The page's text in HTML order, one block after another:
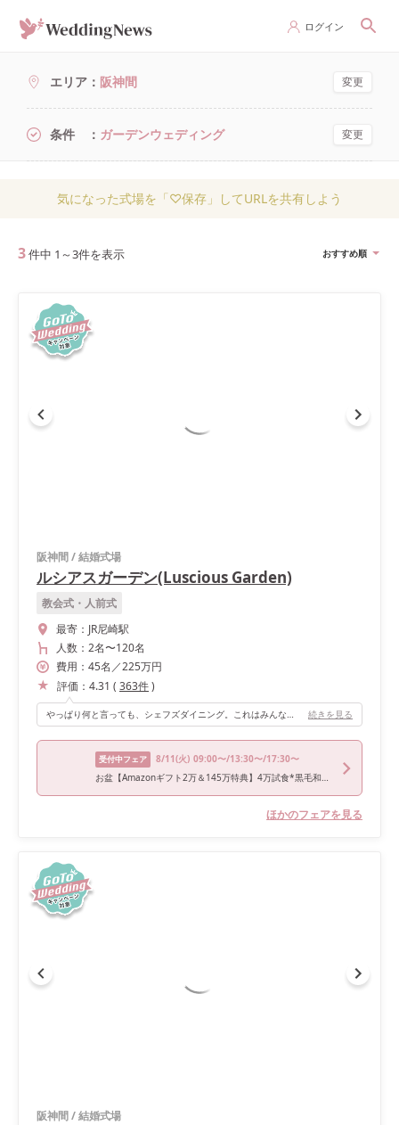
ログイン
エリア 阪神間 変更
条件 ガーデンウェディング 変更
気になった式場を「♡保存」してURLを共有しよう
3件中 1 ～3件を表示 おすすめ順
阪神間/結婚式場
ルシアスガーデン(Luscious Garden)
教会式・人前式
最寄： JR尼崎駅
人数： 2名〜120名
費用： 45名 ／225万円
評価： 4.31 ( 363件)
やっぱり何と言っても、シェフズダイニング。これはみんなが驚いていました。また今までの卒花さんの写真などを見ていて、高砂席での写真が多いなと思い『ビュッフェ形式にして高砂席へ来てもらうばかりじゃなく、私たちの方からも友人の方へ行って、いろんなところで写真を撮りたい』という思いがあったので、誰もが会場内を動きやすいようにできてよかったです。 続きを見る
受付中フェア 8/11(火) 09:00〜/13:30〜/17:30〜
お盆【Amazonギフト2万＆145万特典】4万試食*黒毛和牛&オマール海老◇演出ALL体験
ほかのフェアを見る
阪神間/結婚式場